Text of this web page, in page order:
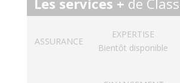
ASSURANCE
EXPERTISE
Bientôt disponible